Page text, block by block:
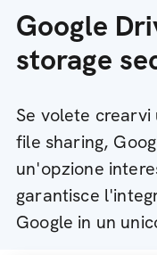
Google
storage
Se volete
file sharing,
un'opzione
garantisce
Google in un